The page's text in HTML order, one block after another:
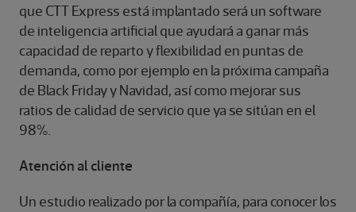
que CTT Express está implantado será un software
de inteligencia artificial que ayudará a ganar más
capacidad de reparto y flexibilidad en puntas de
demanda, como por ejemplo en la próxima campaña
de Black Friday y Navidad, así como mejorar sus
ratios de calidad de servicio que ya se sitúan en el
98%.
Atención al cliente
Un estudio realizado por la compañía, para conocer los